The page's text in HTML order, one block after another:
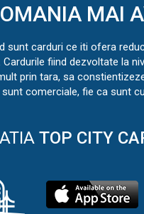
MAI
sunt carduri ce iti ofera
fiind dezvoltate la
prin tara, sa
comerciale, fie ca sunt
TOP CITY